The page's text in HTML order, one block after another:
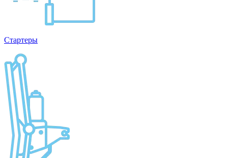
Стартеры